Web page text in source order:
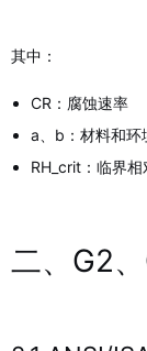
其中：
CR：腐蚀速率
a、b：材料和环
RH_crit：临界相
二、G2